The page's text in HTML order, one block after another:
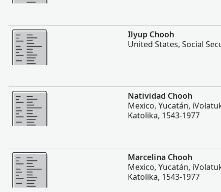
Vakalevu cake
Ilyup Chooh
United States, Social
Vakalevu cake
Natividad Chooh
Mexico, Yucatán,
Katolika, 1543-1977
Vakalevu cake
Marcelina Chooh
Mexico, Yucatán,
Katolika, 1543-1977